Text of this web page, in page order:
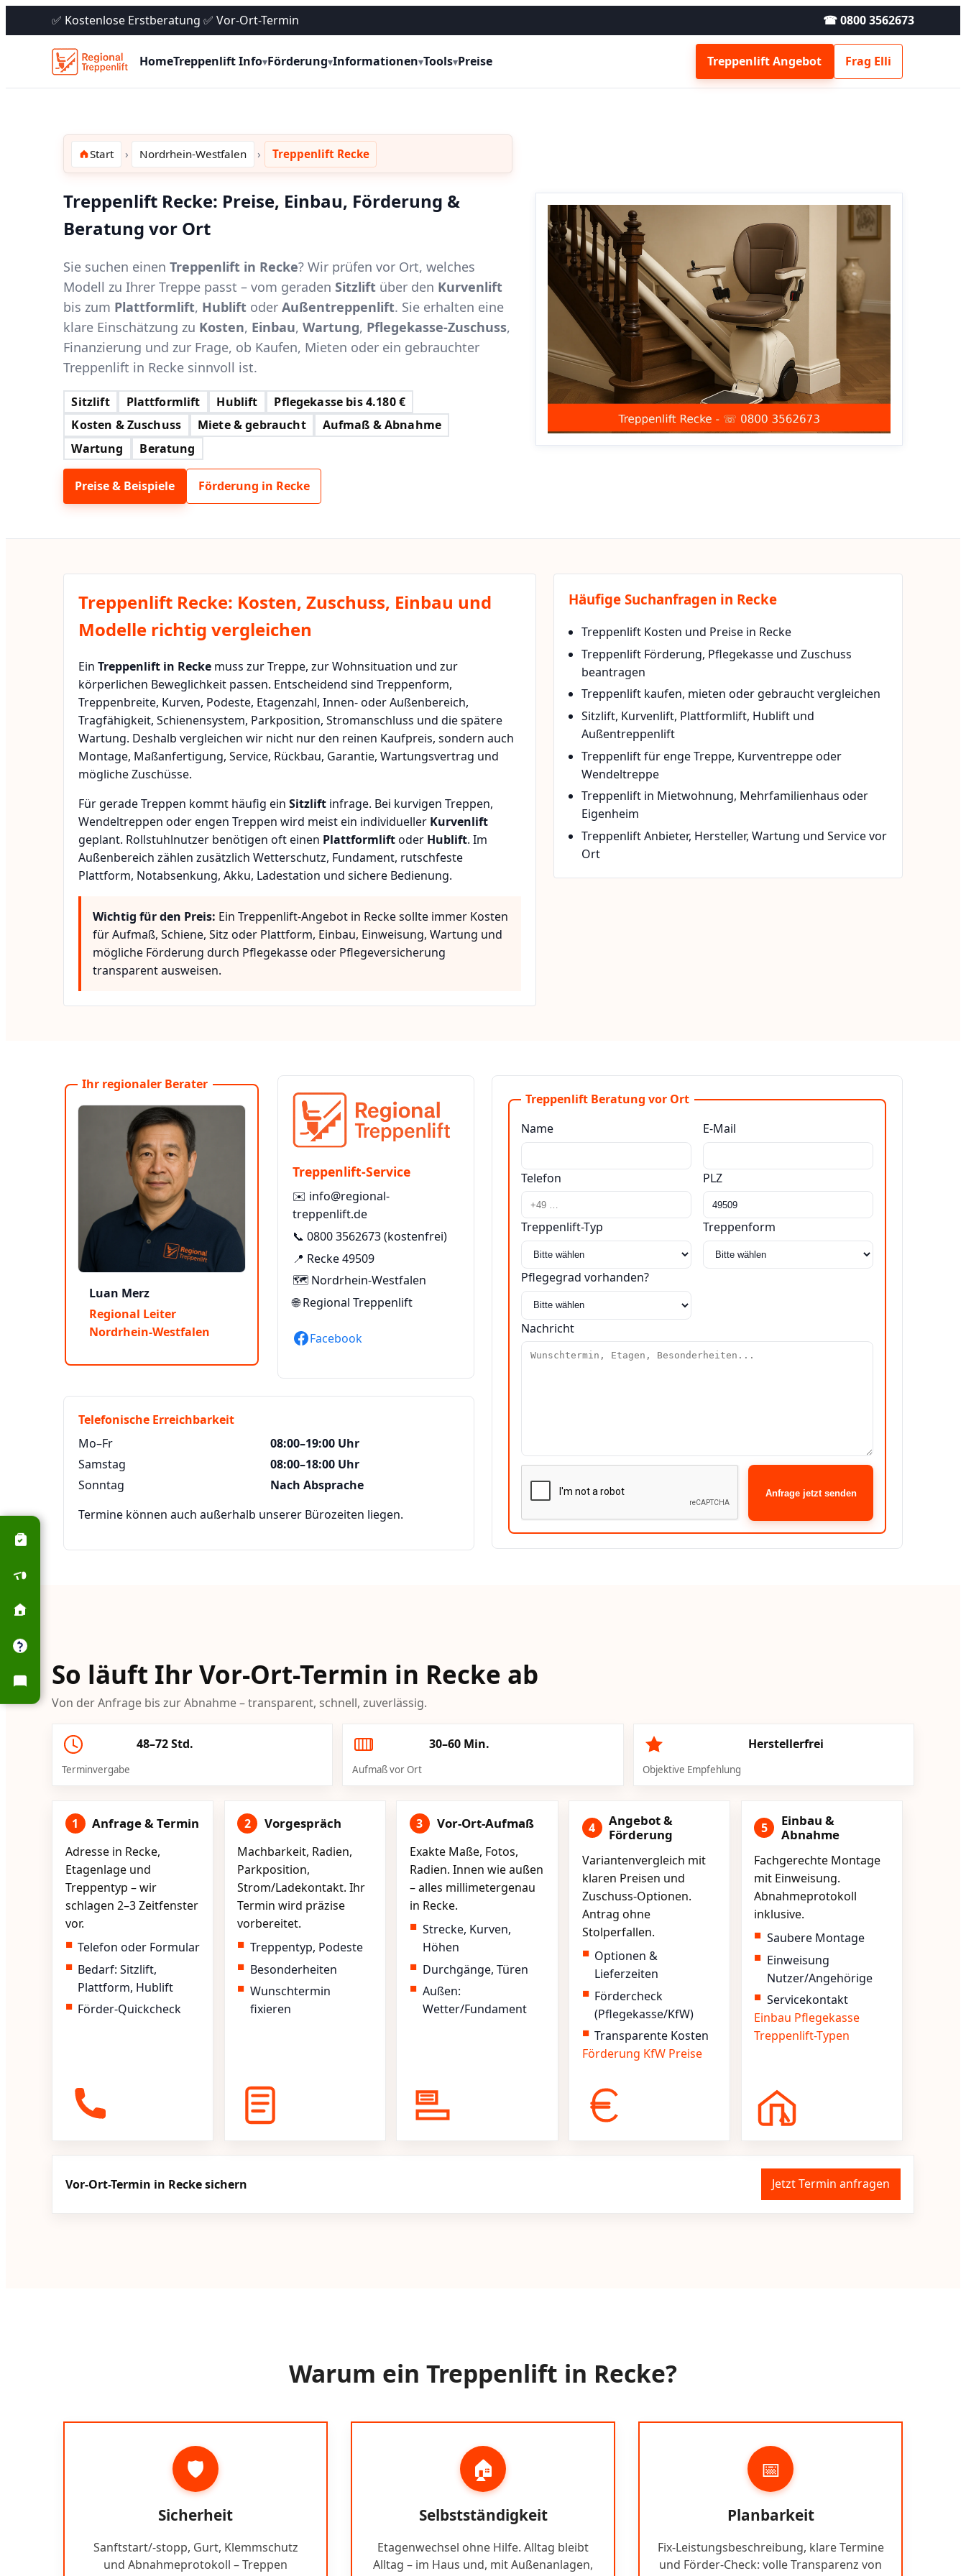
✅ Kostenlose Erstberatung ✅ Vor-Ort-Termin ☎ 0800 3562673
HomeTreppenlift Info▾Förderung▾Informationen▾Tools▾Preise Treppenlift Angebot Frag Elli
Start Nordrhein-Westfalen Treppenlift Recke
Treppenlift Recke: Preise, Einbau, Förderung &
Beratung vor Ort
Sie suchen einen Treppenlift in Recke? Wir prüfen vor Ort, welches
Modell zu Ihrer Treppe passt – vom geraden Sitzlift über den Kurvenlift
bis zum Plattformlift, Hublift oder Außentreppenlift. Sie erhalten eine
klare Einschätzung zu Kosten, Einbau, Wartung, Pflegekasse-Zuschuss,
Finanzierung und zur Frage, ob Kaufen, Mieten oder ein gebrauchter
Treppenlift in Recke sinnvoll ist.
Sitzlift Plattformlift Hublift
Pflegekasse bis 4.180 €
Kosten & Zuschuss
Miete & gebraucht
Aufmaß & Abnahme
Wartung
Beratung
Preise & Beispiele Förderung in Recke
Treppenlift Recke: Kosten, Zuschuss, Einbau und
Modelle richtig vergleichen
Ein Treppenlift in Recke muss zur Treppe, zur Wohnsituation und zur
körperlichen Beweglichkeit passen. Entscheidend sind Treppenform,
Treppenbreite, Kurven, Podeste, Etagenzahl, Innen- oder Außenbereich,
Tragfähigkeit, Schienensystem, Parkposition, Stromanschluss und die spätere
Wartung. Deshalb vergleichen wir nicht nur den reinen Kaufpreis, sondern auch
Montage, Maßanfertigung, Service, Rückbau, Garantie, Wartungsvertrag und
mögliche Zuschüsse.
Für gerade Treppen kommt häufig ein Sitzlift infrage. Bei kurvigen Treppen,
Wendeltreppen oder engen Treppen wird meist ein individueller Kurvenlift
geplant. Rollstuhlnutzer benötigen oft einen Plattformliftoder Hublift. Im
Außenbereich zählen zusätzlich Wetterschutz, Fundament, rutschfeste
Plattform, Notabsenkung, Akku, Ladestation und sichere Bedienung.
Wichtig für den Preis: Ein Treppenlift-Angebot in Recke sollte immer Kosten
für Aufmaß, Schiene, Sitz oder Plattform, Einbau, Einweisung, Wartung und
mögliche Förderung durch Pflegekasse oder Pflegeversicherung
transparent ausweisen.
Häufige Suchanfragen in Recke
Treppenlift Kosten und Preise in Recke
Treppenlift Förderung, Pflegekasse und Zuschuss
beantragen
Treppenlift kaufen, mieten oder gebraucht vergleichen
Sitzlift, Kurvenlift, Plattformlift, Hublift und
Außentreppenlift
Treppenlift für enge Treppe, Kurventreppe oder
Wendeltreppe
Treppenlift in Mietwohnung, Mehrfamilienhaus oder
Eigenheim
Treppenlift Anbieter, Hersteller, Wartung und Service vor
Ort
Ihr regionaler Berater
Luan Merz
Regional Leiter
Nordrhein-Westfalen
Treppenlift-Service
✉️ info@regional-
treppenlift.de
📞 0800 3562673(kostenfrei)
📍 Recke 49509
🗺️ Nordrhein-Westfalen
🌐Regional Treppenlift
Facebook
Telefonische Erreichbarkeit
Mo–Fr
08:00–19:00 Uhr
Samstag
08:00–18:00 Uhr
Sonntag
Nach Absprache
Termine können auch außerhalb unserer Bürozeiten liegen.
Treppenlift Beratung vor Ort
Name
E-Mail
Telefon PLZ
Treppenlift-Typ Treppenform
Pflegegrad vorhanden?
Nachricht
Anfrage jetzt senden
So läuft Ihr Vor-Ort-Termin in Recke ab
Von der Anfrage bis zur Abnahme – transparent, schnell, zuverlässig.
48–72 Std.
Terminvergabe
30–60 Min.
Aufmaß vor Ort
Herstellerfrei
Objektive Empfehlung
1 Anfrage & Termin
Adresse in Recke,
Etagenlage und
Treppentyp – wir
schlagen 2–3 Zeitfenster
vor.
Telefon oder Formular
Bedarf: Sitzlift,
Plattform, Hublift
Förder-Quickcheck
2 Vorgespräch
Machbarkeit, Radien,
Parkposition,
Strom/Ladekontakt. Ihr
Termin wird präzise
vorbereitet.
Treppentyp, Podeste
Besonderheiten
Wunschtermin
fixieren
3 Vor-Ort-Aufmaß
Exakte Maße, Fotos,
Radien. Innen wie außen
– alles millimetergenau
in Recke.
Strecke, Kurven,
Höhen
Durchgänge, Türen
Außen:
Wetter/Fundament
4
Angebot &
Förderung
Variantenvergleich mit
klaren Preisen und
Zuschuss-Optionen.
Antrag ohne
Stolperfallen.
Optionen &
Lieferzeiten
Fördercheck
(Pflegekasse/KfW)
Transparente Kosten
Förderung KfW Preise
5
Einbau &
Abnahme
Fachgerechte Montage
mit Einweisung.
Abnahmeprotokoll
inklusive.
Saubere Montage
Einweisung
Nutzer/Angehörige
Servicekontakt
Einbau Pflegekasse
Treppenlift-Typen
Vor-Ort-Termin in Recke sichern Jetzt Termin anfragen
Warum ein Treppenlift in Recke?
🛡️
Sicherheit
Sanftstart/-stopp, Gurt, Klemmschutz
und Abnahmeprotokoll – Treppen
🏠
Selbstständigkeit
Etagenwechsel ohne Hilfe. Alltag bleibt
Alltag – im Haus und, mit Außenanlagen,
📅
Planbarkeit
Fix-Leistungsbeschreibung, klare Termine
und Förder-Check: volle Transparenz von